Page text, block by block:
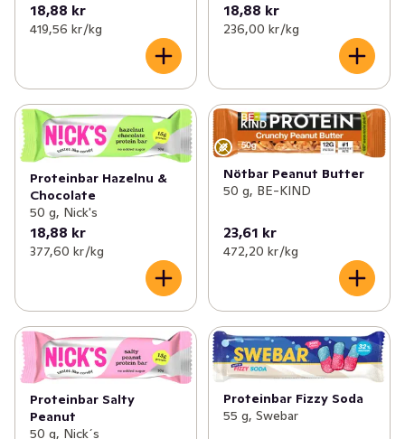
18,88 kr
419,56 kr /kg
18,88 kr
236,00 kr /kg
Proteinbar Hazelnu &
Chocolate
50 g, Nick's
18,88 kr
377,60 kr /kg
Nötbar Peanut Butter
50 g, BE-KIND
23,61 kr
472,20 kr /kg
Proteinbar Salty
Peanut
50 g, Nick´s
Proteinbar Fizzy Soda
55 g, Swebar